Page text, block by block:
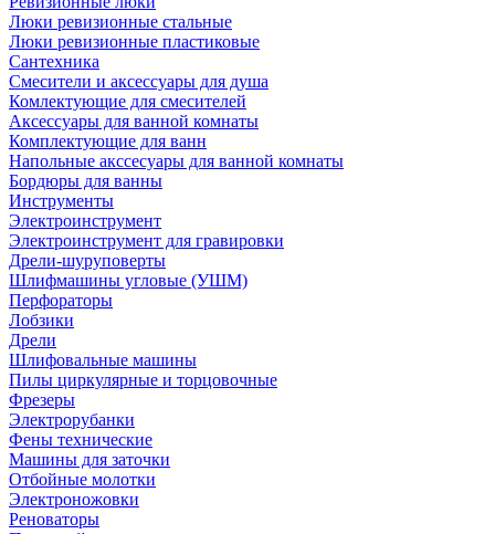
Люки ревизионные стальные
Люки ревизионные пластиковые
Сантехника
Смесители и аксессуары для душа
Комлектующие для смесителей
Аксессуары для ванной комнаты
Комплектующие для ванн
Напольные акссесуары для ванной комнаты
Бордюры для ванны
Инструменты
Электроинструмент
Электроинструмент для гравировки
Дрели-шуруповерты
Шлифмашины угловые (УШМ)
Перфораторы
Лобзики
Дрели
Шлифовальные машины
Пилы циркулярные и торцовочные
Фрезеры
Электрорубанки
Фены технические
Машины для заточки
Отбойные молотки
Электроножовки
Реноваторы